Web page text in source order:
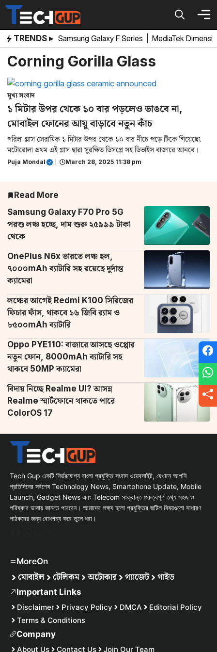
Skip
content
TRENDS ▸ Samsung Galaxy F Series MediaTek
Corning Gorilla Glass
মুখ্য সংবাদ
১ মিটার উপর থেকে ১০ বার পড়লেও ভাঙবে না,
মোবাইল ফোনের আয়ু বাড়াবে নতুন কাঁচ
গরিলা গ্লাস সেরামিক ১ মিটার উপর থেকে ১০ বার নীচে পড়ে টিকে গিয়েছে৷
মটোরোলা প্রথম এই গ্লাস দ্বারা সুরক্ষিত ডিসপ্লে সহ ডিভাইস বাজারে আনবে।
Puja Mondal March 28, 2025 11:38 pm
Read More
Samsung Galaxy F70 Pro 5G
পরশু লঞ্চ হচ্ছে, দাম শুরু ২৫৯৯৯ টাকা
থেকে
OnePlus N6x ভারতে লঞ্চ হল,
৭০০০mAh ব্যাটারি সহ রয়েছে দুর্দান্ত
ক্যামেরা
লঞ্চের আগেই Redmi K100 সিরিজের
ফিচার ফাঁস, থাকবে ১৬ জিবি র‌্যাম ও
৮৫০০mAh ব্যাটারি
Oppo PYE110: বাজারে আসছে ওপ্পোর
নতুন ফোন, 8000mAh ব্যাটারি সহ
থাকবে 50MP ক্যামেরা
বিদায় নিচ্ছে Realme UI? আসন্ন
Realme স্মার্টফোনে থাকতে পারে
ColorOS 17
Tech Gup একটি নির্ভরযোগ্য বাংলা প্রযুক্তি সংবাদ ওয়েবসাইট, যেখানে আপনি
প্রতিদিনের সর্বশেষ Technology News, Smartphone Update, Mobile
Launch, Gadget News এবং Telecom সংক্রান্ত গুরুত্বপূর্ণ তথ্য সহজ ও
পরিষ্কার ভাষায় জানতে পারবেন। আমাদের লক্ষ্য হলো প্রযুক্তির জটিল বিষয়গুলো সাধারণ
পাঠকদের জন্য বোধগম্য করে তুলে ধরা।
MoreOn
মোবাইল টেলিকম অটোকার গ্যাজেট গাইড
Important Links
Disclaimer Privacy Policy DMCA
Editorial Policy
Terms & Conditions
Company
About Us Contact Us Join Our Team